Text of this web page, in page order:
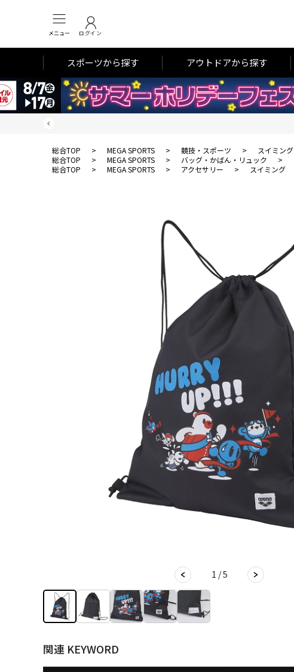
メニュー ログイン
スポーツから探す アウトドアから探す
総合TOP > MEGA SPORTS > 競技・スポーツ > スイミング
総合TOP
> MEGA SPORTS > バッグ・かばん・リュック >
総合TOP
> MEGA SPORTS > アクセサリー > スイミング
1 / 5
関連 KEYWORD